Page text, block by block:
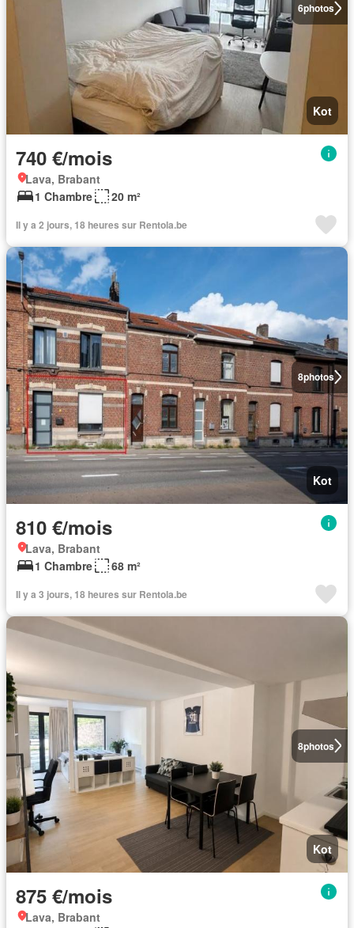
6photos
Kot
740 €/mois
Lava, Brabant
1 Chambre
20 m²
Il y a 2 jours, 18 heures sur Rentola.be
8photos
Kot
810 €/mois
Lava, Brabant
1 Chambre
68 m²
Il y a 3 jours, 18 heures sur Rentola.be
8photos
Kot
875 €/mois
Lava, Brabant